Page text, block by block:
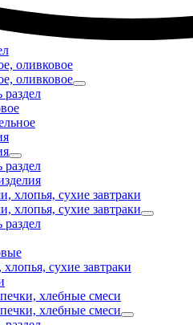
оливковое
оливковое
раздел
раздел
сухие завтраки
сухие завтраки
раздел
сухие завтраки
хлебные смеси
хлебные смеси